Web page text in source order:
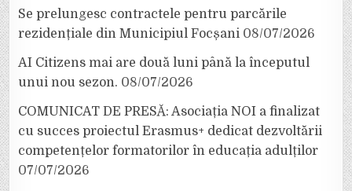
Se prelungesc contractele pentru parcările
rezidențiale din Municipiul Focșani 08/07/2026
AI Citizens mai are două luni până la începutul
unui nou sezon. 08/07/2026
COMUNICAT DE PRESĂ: Asociația NOI a finalizat
cu succes proiectul Erasmus+ dedicat dezvoltării
competențelor formatorilor în educația adulților
07/07/2026